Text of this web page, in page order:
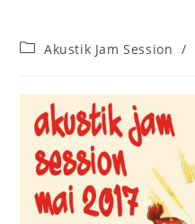
Beitrags-
Akustik Jam Session /